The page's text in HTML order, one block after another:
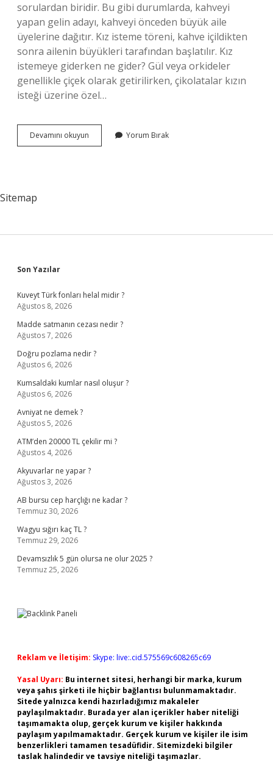
sorulardan biridir. Bu gibi durumlarda, kahveyi
yapan gelin adayı, kahveyi önceden büyük aile
üyelerine dağıtır. Kız isteme töreni, kahve içildikten
sonra ailenin büyükleri tarafından başlatılır. Kız
istemeye giderken ne gider? Gül veya orkideler
genellikle çiçek olarak getirilirken, çikolatalar kızın
isteği üzerine özel…
Devamını okuyun Istemeye
Geldiklerinde
Yorum Bırak
Sitemap
Sidebar
Son Yazılar
Kuveyt Türk fonları helal midir ?
Ağustos 8, 2026
Madde satmanın cezası nedir ?
Ağustos 7, 2026
Doğru pozlama nedir ?
Ağustos 6, 2026
Kumsaldaki kumlar nasıl oluşur ?
Ağustos 6, 2026
Avniyat ne demek ?
Ağustos 5, 2026
ATM’den 20000 TL çekilir mi ?
Ağustos 4, 2026
Akyuvarlar ne yapar ?
Ağustos 3, 2026
AB bursu cep harçlığı ne kadar ?
Temmuz 30, 2026
Wagyu sığırı kaç TL ?
Temmuz 29, 2026
Devamsızlık 5 gün olursa ne olur 2025 ?
Temmuz 25, 2026
Reklam ve İletişim: Skype: live:.cid.575569c608265c69
Yasal Uyarı: Bu internet sitesi, herhangi bir marka, kurum
veya şahıs şirketi ile hiçbir bağlantısı bulunmamaktadır.
Sitede yalnızca kendi hazırladığımız makaleler
paylaşılmaktadır. Burada yer alan içerikler haber niteliği
taşımamakta olup, gerçek kurum ve kişiler hakkında
paylaşım yapılmamaktadır. Gerçek kurum ve kişiler ile isim
benzerlikleri tamamen tesadüfidir. Sitemizdeki bilgiler
taslak halindedir ve tavsiye niteliği taşımazlar.